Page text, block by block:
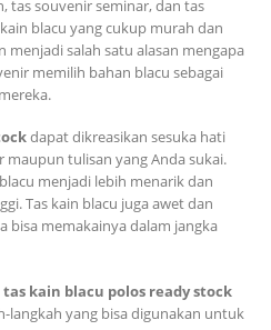
tas souvenir seminar, dan tas
blacu yang cukup murah dan
salah satu alasan mengapa
memilih bahan blacu sebagai
dapat dikreasikan sesuka hati
tulisan yang Anda sukai.
menjadi lebih menarik dan
Tas kain blacu juga awet dan
bisa memakainya dalam jangka
tas kain blacu polos ready stock
langkah yang bisa digunakan untuk